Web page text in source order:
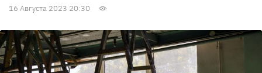
16 Августа 2023 20:30